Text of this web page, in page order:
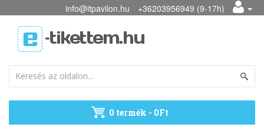
info@itpavilon.hu +36203956949 (9-17h)
0 termék - 0Ft